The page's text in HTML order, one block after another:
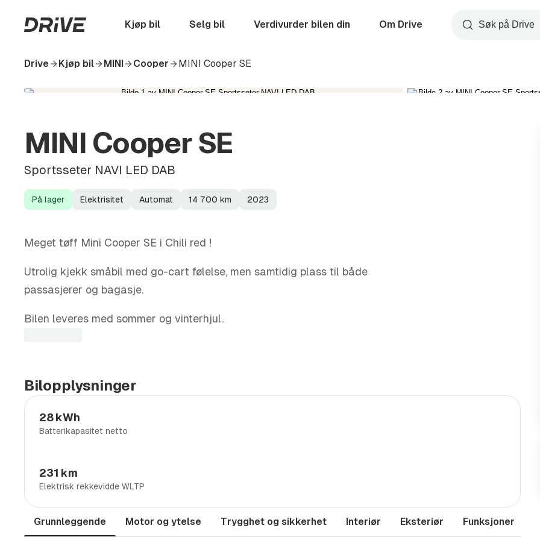
hovedinnhold
Startside Kjøp bil Selg bil Verdivurder bilen din Om Drive Søk
Drive Kjøp bil MINI Cooper MINI Cooper SE
MINI Cooper SE
Sportsseter NAVI LED DAB
Lagerstatus
På lager
Drivstoff Elektrisitet
Girkasse Automat
Kilometerstand 14 700 km
Modellår 2023
Meget tøff Mini Cooper SE i Chili red !
Utrolig kjekk småbil med go-cart følelse, men samtidig plass til både
passasjerer og bagasje.
Bilen leveres med sommer og vinterhjul.
.
INNBYTTEKAMPANJE: VI BETALER KR. 20.000,- FOR DIN BIL!*
MINI Next - Sertifiserte Bruktbiler.
Bilopplysninger
Batterikapasitet netto
28 kWh
Elektrisk rekkevidde WLTP
231 km
Grunnleggende Motor og ytelse Trygghet og sikkerhet Interiør Eksteriør Funksjoner